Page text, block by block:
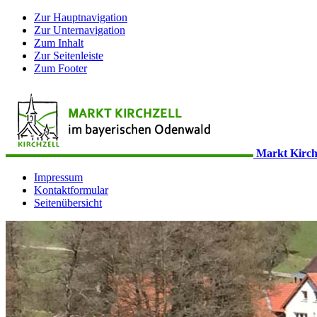
Zur Hauptnavigation
Zur Unternavigation
Zum Inhalt
Zur Seitenleiste
Zum Footer
Markt
Impressum
Kontaktformular
Seitenübersicht